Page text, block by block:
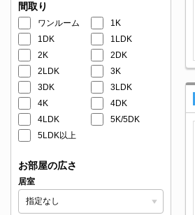
間取り
ワンルーム
1K
1DK
1LDK
2K
2DK
2LDK
3K
3DK
3LDK
4K
4DK
4LDK
5K/5DK
5LDK以上
お部屋の広さ
居室